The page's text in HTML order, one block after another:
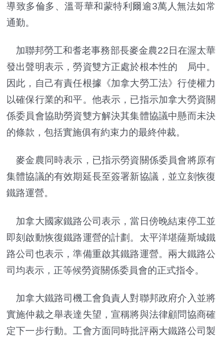
導致多倫多、溫哥華和蒙特利爾逾3萬人無法如常
通勤。
加聯邦勞工和耆老事務部長麥金農22日在渥太華
發出聲明表示，勞資雙方正處於根本性的 局中。
因此，自己有責任根據《加拿大勞工法》行使權力
以確保行業的和平。他表示，已指示加拿大勞資關
係委員會協助勞資雙方解決其集體協議中懸而未決
的條款，包括實施俱有約束力的最終仲裁。
麥金農同時表示，已指示勞資關係委員會將原有
集體協議的有效期延長至簽署新協議，並立刻恢復
鐵路運營。
加拿大國家鐵路公司表示，當日傍晚結束停工並
即刻啟動恢復鐵路運營的計劃。太平洋堪薩斯城鐵
路公司也表示，準備重啟其鐵路運營。兩大鐵路公
司均表示，正等候勞資關係委員會的正式指令。
加拿大鐵路司機工會負責人對聯邦政府介入並將
實施仲裁之舉表達失望，宣稱將與法律顧問協商確
定下一步行動。工會方面同時批評兩大鐵路公司製